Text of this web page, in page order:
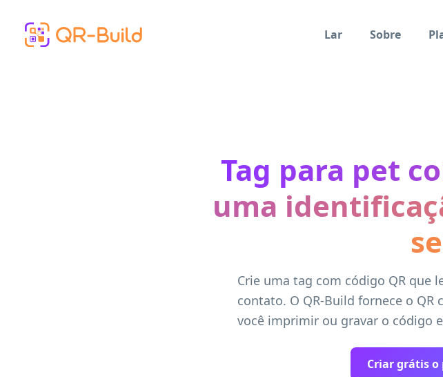
Lar
Sobre
Tag para pet
uma
Crie uma tag com código QR que
contato. O QR-Build fornece o QR
você imprimir ou gravar o código
Criar grátis o